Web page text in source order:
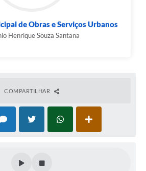
de Obras e Serviços Urbanos
Henrique Souza Santana
COMPARTILHAR